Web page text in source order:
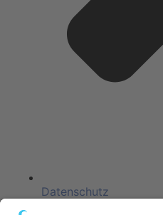
Datenschutz